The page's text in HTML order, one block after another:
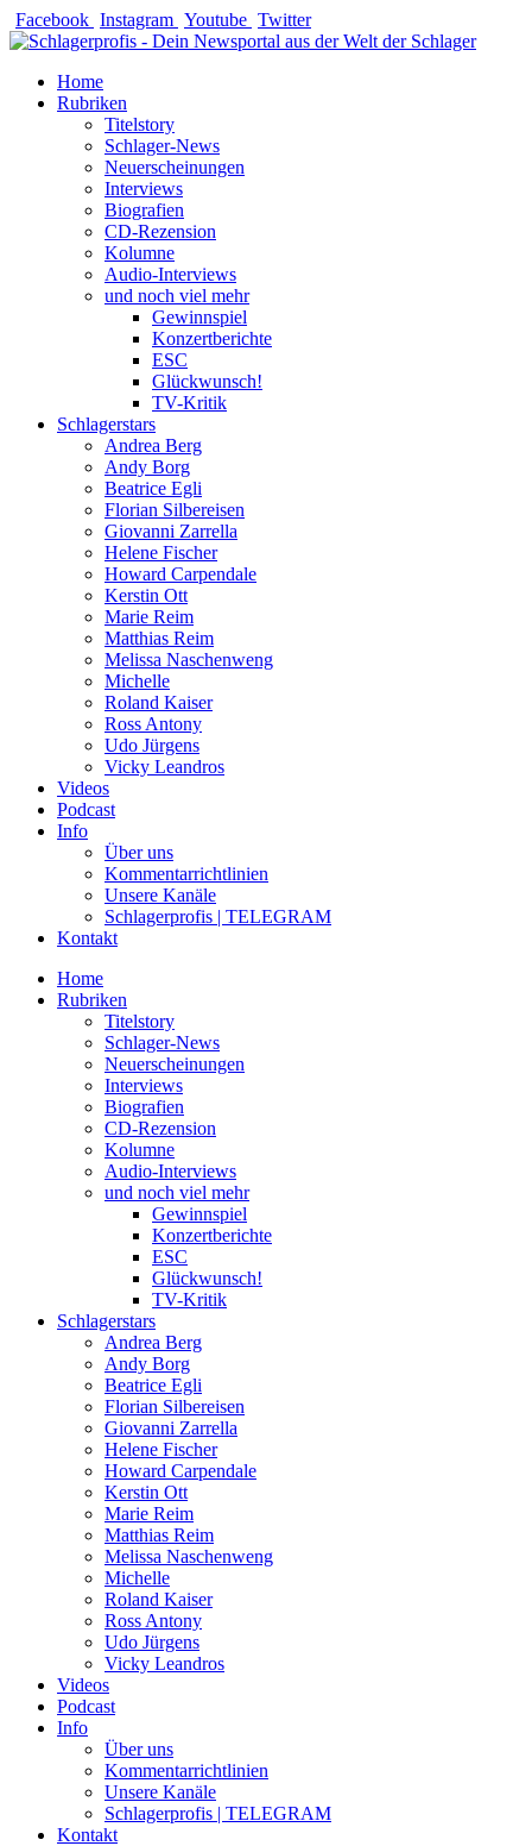
Zum
Inhalt
Facebook Instagram Youtube Twitter
Home
Rubriken
Titelstory
Schlager-News
Neuerscheinungen
Interviews
Biografien
CD-Rezension
Kolumne
Audio-Interviews
und noch viel mehr
Gewinnspiel
Konzertberichte
ESC
Glückwunsch!
TV-Kritik
Schlagerstars
Andrea Berg
Andy Borg
Beatrice Egli
Florian Silbereisen
Giovanni Zarrella
Helene Fischer
Howard Carpendale
Kerstin Ott
Marie Reim
Matthias Reim
Melissa Naschenweng
Michelle
Roland Kaiser
Ross Antony
Udo Jürgens
Vicky Leandros
Videos
Podcast
Info
Über uns
Kommentarrichtlinien
Unsere Kanäle
Schlagerprofis | TELEGRAM
Kontakt
Home
Rubriken
Titelstory
Schlager-News
Neuerscheinungen
Interviews
Biografien
CD-Rezension
Kolumne
Audio-Interviews
und noch viel mehr
Gewinnspiel
Konzertberichte
ESC
Glückwunsch!
TV-Kritik
Schlagerstars
Andrea Berg
Andy Borg
Beatrice Egli
Florian Silbereisen
Giovanni Zarrella
Helene Fischer
Howard Carpendale
Kerstin Ott
Marie Reim
Matthias Reim
Melissa Naschenweng
Michelle
Roland Kaiser
Ross Antony
Udo Jürgens
Vicky Leandros
Videos
Podcast
Info
Über uns
Kommentarrichtlinien
Unsere Kanäle
Schlagerprofis | TELEGRAM
Kontakt